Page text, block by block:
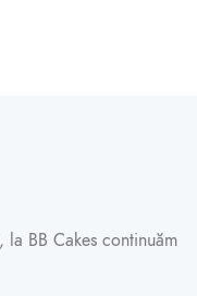
la BB Cakes continuăm